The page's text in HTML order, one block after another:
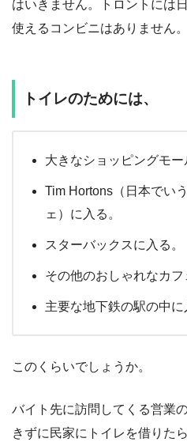
はいきません。トロントには
使えるコンビニはありません。
トイレのためには、
大きなショッピングモー
Tim Hortons（日本でい
ェ）に入る。
スターバックスに入る。
その他のおしゃれなカフ
主要な地下鉄の駅の中に
このくらいでしょうか。
バイト先に訪問してくる営業
きずに民家にトイレを借りた